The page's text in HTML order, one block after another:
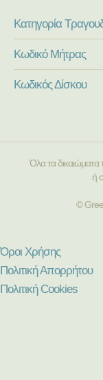
Κατηγορία
Κωδικό Μήτρας
Κωδικός Δίσκου
Όλα τα
ή
©
Όροι Χρήσης
Πολιτική Απορρήτου
Πολιτική Cookies